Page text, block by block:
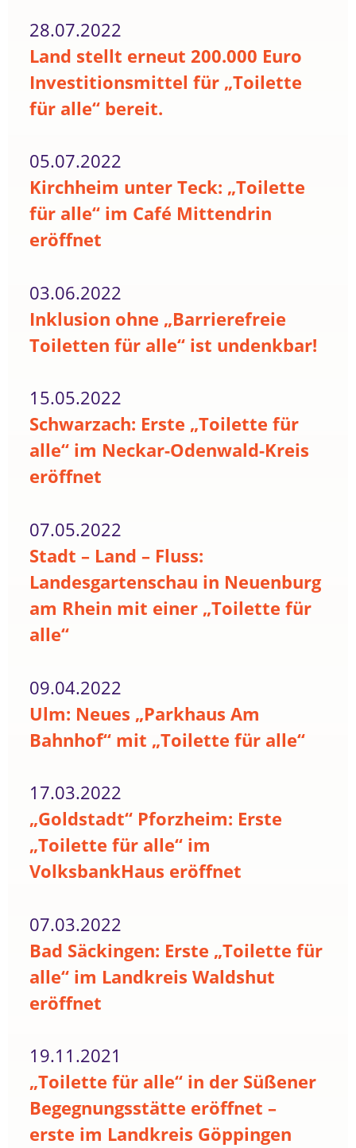
28.07.2022
Land stellt erneut 200.000 Euro
Investitionsmittel für „Toilette
für alle“ bereit.
05.07.2022
Kirchheim unter Teck: „Toilette
für alle“ im Café Mittendrin
eröffnet
03.06.2022
Inklusion ohne „Barrierefreie
Toiletten für alle“ ist undenkbar!
15.05.2022
Schwarzach: Erste „Toilette für
alle“ im Neckar-Odenwald-Kreis
eröffnet
07.05.2022
Stadt – Land – Fluss:
Landesgartenschau in Neuenburg
am Rhein mit einer „Toilette für
alle“
09.04.2022
Ulm: Neues „Parkhaus Am
Bahnhof“ mit „Toilette für alle“
17.03.2022
„Goldstadt“ Pforzheim: Erste
„Toilette für alle“ im
VolksbankHaus eröffnet
07.03.2022
Bad Säckingen: Erste „Toilette für
alle“ im Landkreis Waldshut
eröffnet
19.11.2021
„Toilette für alle“ in der Süßener
Begegnungsstätte eröffnet –
erste im Landkreis Göppingen